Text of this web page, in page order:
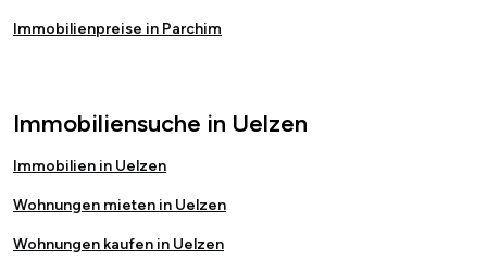
Immobilienpreise in Parchim
Immobiliensuche in Uelzen
Immobilien in Uelzen
Wohnungen mieten in Uelzen
Wohnungen kaufen in Uelzen